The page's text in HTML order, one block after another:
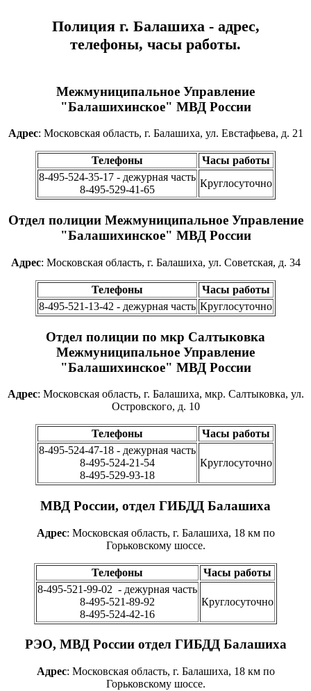
Полиция г. Балашиха - адрес,
телефоны, часы работы.
Межмуниципальное Управление
"Балашихинское" МВД России
Адрес: Московская область, г. Балашиха, ул. Евстафьева, д. 21
Телефоны
Часы работы
8-495-524-35-17 - дежурная часть
8-495-529-41-65
Круглосуточно
Отдел полиции Межмуниципальное Управление
"Балашихинское" МВД России
Адрес: Московская область, г. Балашиха, ул. Советская, д. 34
Телефоны
Часы работы
8-495-521-13-42 - дежурная часть Круглосуточно
Отдел полиции по мкр Салтыковка
Межмуниципальное Управление
"Балашихинское" МВД России
Адрес: Московская область, г. Балашиха, мкр. Салтыковка, ул.
Островского, д. 10
Телефоны
Часы работы
8-495-524-47-18 - дежурная часть
8-495-524-21-54
8-495-529-93-18
Круглосуточно
МВД России, отдел ГИБДД Балашиха
Адрес: Московская область, г. Балашиха, 18 км по
Горьковскому шоссе.
Телефоны
Часы работы
8-495-521-99-02 - дежурная часть
8-495-521-89-92
8-495-524-42-16
Круглосуточно
РЭО, МВД России отдел ГИБДД Балашиха
Адрес: Московская область, г. Балашиха, 18 км по
Горьковскому шоссе.